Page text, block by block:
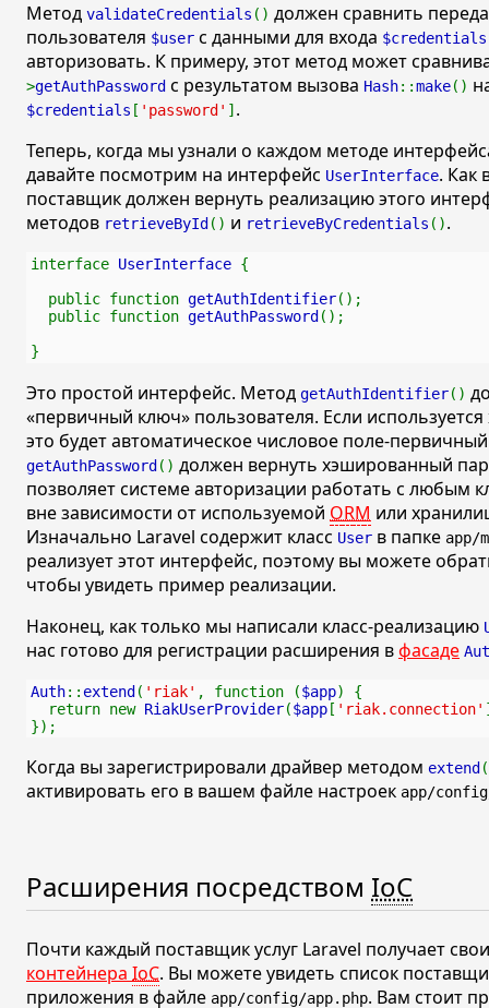
Метод validateCredentials () должен сравнить
пользователя $user с данными для входа $credentials
авторизовать. К примеру, этот метод может
>getAuthPassword с результатом вызова Hash::make()
$credentials [ 'password' ] .
Теперь, когда мы узнали о каждом методе
давайте посмотрим на интерфейс UserInterface. Как
поставщик должен вернуть реализацию этого
методов retrieveById () и retrieveByCredentials ().
interface UserInterface {
public function getAuthIdentifier();
public function getAuthPassword ();
}
Это простой интерфейс. Метод getAuthIdentifier()
«первичный ключ» пользователя. Если
это будет автоматическое числовое поле-
getAuthPassword () должен вернуть хэшированный
позволяет системе авторизации работать с любым
вне зависимости от используемой ORM или
Изначально Laravel содержит класс User в папке app/
реализует этот интерфейс, поэтому вы можете
чтобы увидеть пример реализации.
Наконец, как только мы написали класс-реализацию
нас готово для регистрации расширения вфасаде
Auth:: extend ( 'riak' , function ($app) {
return new RiakUserProvider($app [ 'riak.connection'
});
Когда вы зарегистрировали драйвер методом extend
активировать его в вашем файле настроек app/
Расширения посредством IoC
Почти каждый поставщик услуг Laravel получает
контейнера IoC. Вы можете увидеть список
приложения в файле app/config/app.php. Вам стоит